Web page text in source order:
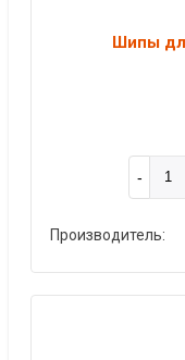
Шипы
Производитель: